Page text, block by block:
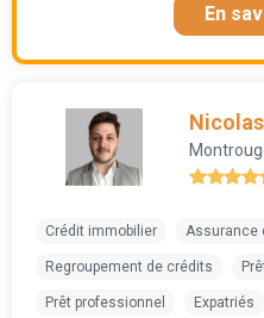
En
Crédit immobilier Assurance
Regroupement de crédits
Prêt professionnel Expatriés